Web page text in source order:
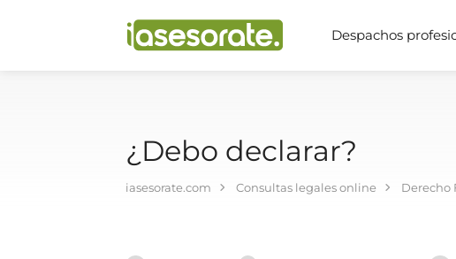
Despachos
¿Debo declarar?
iasesorate.com Consultas legales online Derecho